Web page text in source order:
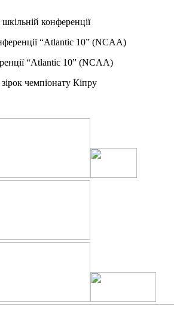
конференції
“Atlantic 10” (NCAA)
“Atlantic 10” (NCAA)
чемпіонату Кіпру